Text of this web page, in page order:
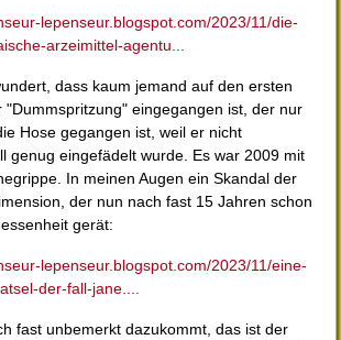
lepenseur.blogspot.com/2023/11/die-
arzeimittel-agentu...
dass kaum jemand auf den ersten
"Dummspritzung" eingegangen ist, der nur
Hose gegangen ist, weil er nicht
genug eingefädelt wurde. Es war 2009 mit
In meinen Augen ein Skandal der
der nun nach fast 15 Jahren schon
gerät:
lepenseur.blogspot.com/2023/11/eine-
der-fall-jane....
fast unbemerkt dazukommt, das ist der